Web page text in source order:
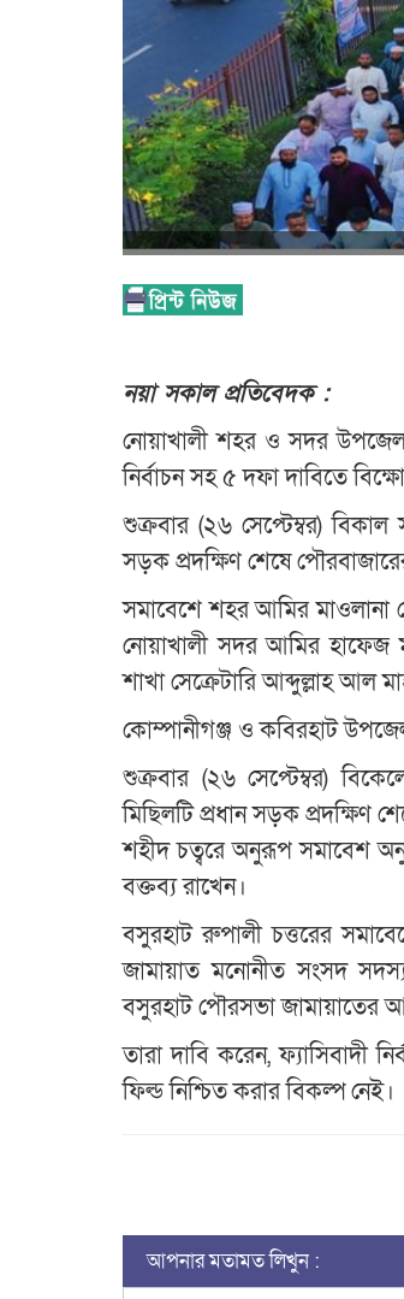
নয়া সকাল প্রতিবেদক :
নোয়াখালী শহর ও সদর
নির্বাচন সহ ৫ দফা দাবিতে
শুক্রবার (২৬ সেপ্টেম্বর)
সড়ক প্রদক্ষিণ শেষে
সমাবেশে শহর আমির মাওলানা
নোয়াখালী সদর আমির হাফেজ
শাখা সেক্রেটারি আব্দুল্লাহ আল
কোম্পানীগঞ্জ ও কবিরহাট
শুক্রবার (২৬ সেপ্টেম্বর)
মিছিলটি প্রধান সড়ক প্রদক্ষিণ
শহীদ চত্বরে অনুরূপ সমাবেশ
বক্তব্য রাখেন।
বসুরহাট রুপালী চত্তরের
জামায়াত মনোনীত সংসদ সদস্য
বসুরহাট পৌরসভা জামায়াতের
তারা দাবি করেন, ফ্যাসিবাদী
ফিল্ড নিশ্চিত করার বিকল্প নেই।
আপনার মতামত লিখুন :